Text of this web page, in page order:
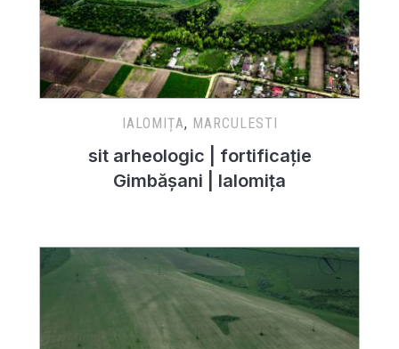
IALOMIȚA, MARCULESTI
sit arheologic | fortificație
Gimbășani | Ialomița